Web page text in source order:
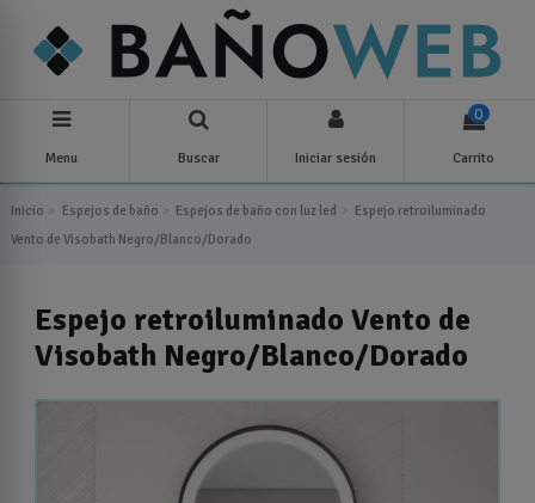
Menu Buscar Iniciar sesión
0
Carrito
Inicio Espejos de baño Espejos de baño con luz led
Espejo retroiluminado
Vento de Visobath Negro/Blanco/Dorado
Espejo retroiluminado Vento de
Visobath Negro/Blanco/Dorado